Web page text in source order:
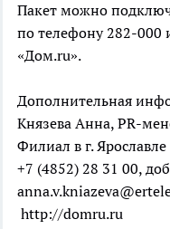
Пакет можно
по телефону 282-
«Дом.ru».
Дополнительная
Князева Анна, PR-
Филиал в г. Ярославле
+7 (4852) 28 31 00,
http://domru.ru